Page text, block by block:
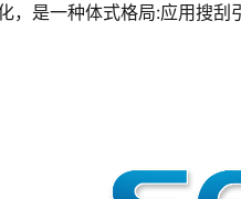
是一种体式格局:应用搜刮